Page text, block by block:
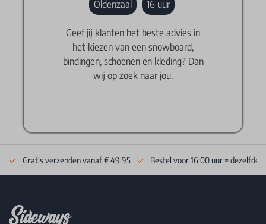
Oldenzaal 16 uur
Geef jij klanten het beste advies in
het kiezen van een snowboard,
bindingen, schoenen en kleding? Dan
wij op zoek naar jou.
Gratis verzenden vanaf € 49.95 Bestel voor 16:00 uur = dezelfde